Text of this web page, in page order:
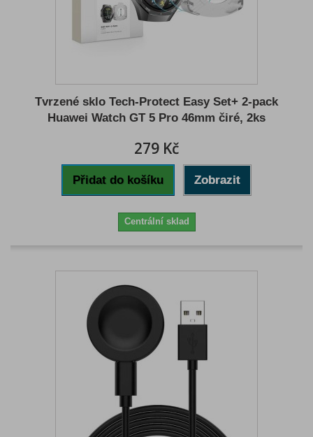
Tvrzené sklo Tech-Protect Easy Set+ 2-pack
Huawei Watch GT 5 Pro 46mm čiré, 2ks
279 Kč
Přidat do košíku Zobrazit
Centrální sklad